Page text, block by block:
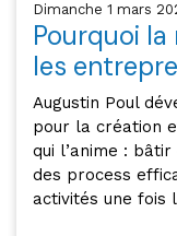
dimanche 1 mars
Pourquoi
les
Augustin Poul
pour la création
qui l’anime :
des process
activités une fois